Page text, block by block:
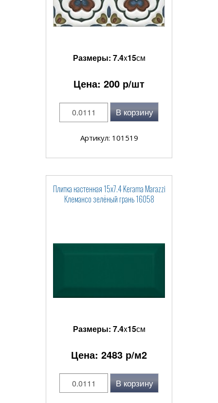
Размеры: 7.4x15см
Цена: 200 р/шт
В корзину
Артикул: 101519
Плитка настенная 15x7.4 Kerama Marazzi
Клемансо зелёный грань 16058
Размеры: 7.4x15см
Цена: 2483 р/м2
В корзину